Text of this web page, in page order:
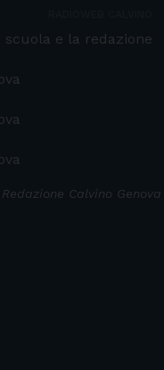
scuola e la redazione
Redazione Calvino Genova